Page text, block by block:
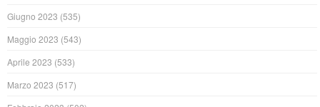
Giugno 2023 (535)
Maggio 2023 (543)
Aprile 2023 (533)
Marzo 2023 (517)